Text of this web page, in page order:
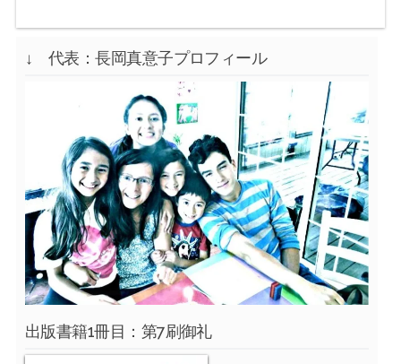
↓ 代表：長岡真意子プロフィール
出版書籍1冊目：第7刷御礼